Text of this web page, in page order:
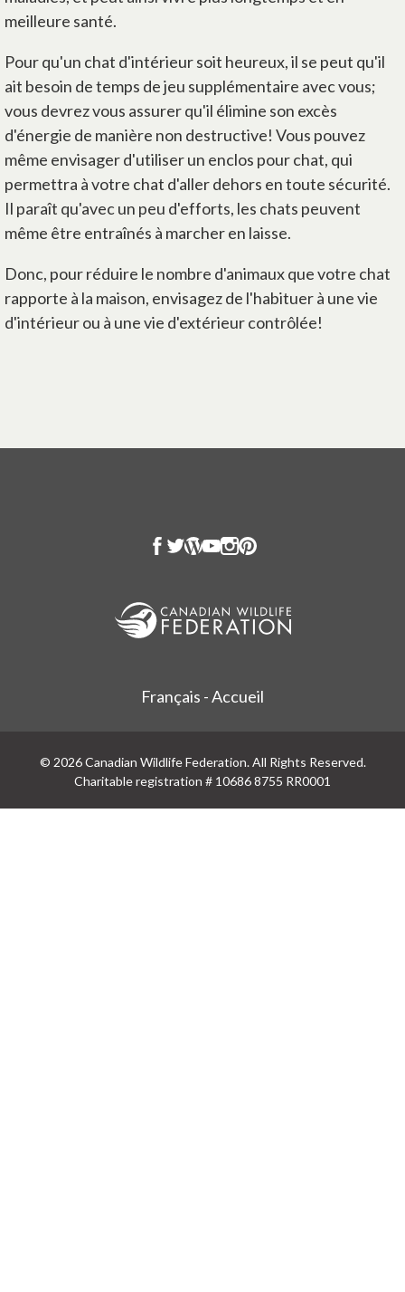
meilleure santé.
Pour qu'un chat d'intérieur soit heureux, il se peut qu'il
ait besoin de temps de jeu supplémentaire avec vous;
vous devrez vous assurer qu'il élimine son excès
d'énergie de manière non destructive! Vous pouvez
même envisager d'utiliser un enclos pour chat, qui
permettra à votre chat d'aller dehors en toute sécurité.
Il paraît qu'avec un peu d'efforts, les chats peuvent
même être entraînés à marcher en laisse.
Donc, pour réduire le nombre d'animaux que votre chat
rapporte à la maison, envisagez de l'habituer à une vie
d'intérieur ou à une vie d'extérieur contrôlée!
Français - Accueil
© 2026 Canadian Wildlife Federation. All Rights Reserved.
Charitable registration # 10686 8755 RR0001